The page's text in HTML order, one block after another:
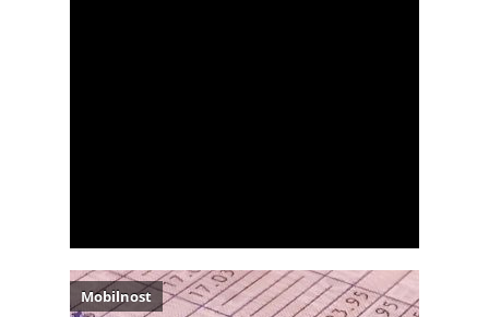
Mobilnost